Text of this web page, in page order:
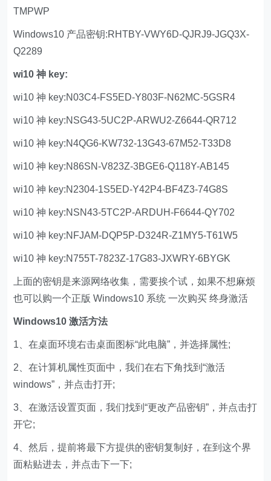
TMPWP
Windows10 产品密钥:RHTBY-VWY6D-QJRJ9-JGQ3X-
Q2289
wi10 神 key:
wi10 神 key:N03C4-FS5ED-Y803F-N62MC-5GSR4
wi10 神 key:NSG43-5UC2P-ARWU2-Z6644-QR712
wi10 神 key:N4QG6-KW732-13G43-67M52-T33D8
wi10 神 key:N86SN-V823Z-3BGE6-Q118Y-AB145
wi10 神 key:N2304-1S5ED-Y42P4-BF4Z3-74G8S
wi10 神 key:NSN43-5TC2P-ARDUH-F6644-QY702
wi10 神 key:NFJAM-DQP5P-D324R-Z1MY5-T61W5
wi10 神 key:N755T-7823Z-17G83-JXWRY-6BYGK
上面的密钥是来源网络收集，需要挨个试，如果不想麻烦
也可以购一个正版 Windows10 系统 一次购买 终身激活
Windows10 激活方法
1、在桌面环境右击桌面图标“此电脑”，并选择属性;
2、在计算机属性页面中，我们在右下角找到“激活
windows”，并点击打开;
3、在激活设置页面，我们找到“更改产品密钥”，并点击打
开它;
4、然后，提前将最下方提供的密钥复制好，在到这个界
面粘贴进去，并点击下一下;